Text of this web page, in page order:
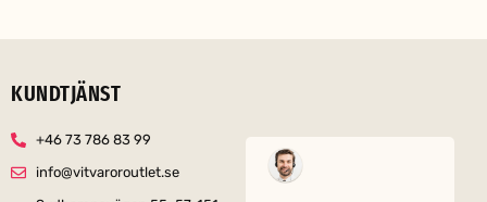
KUNDTJÄNST
+46 73 786 83 99
info@vitvaroroutlet.se